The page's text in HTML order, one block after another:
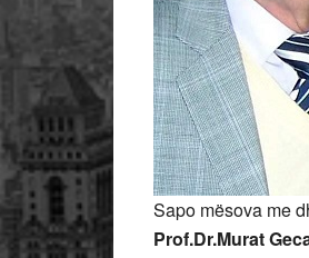
Sapo mësova me
Prof.Dr.Murat